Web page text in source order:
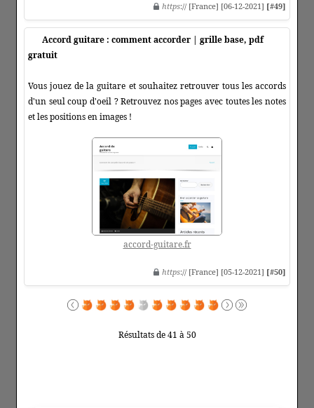
https:// [France] [06-12-2021] [#49]
Accord guitare : comment accorder | grille base, pdf
gratuit
Vous jouez de la guitare et souhaitez retrouver tous les accords
d'un seul coup d'oeil ? Retrouvez nos pages avec toutes les notes
et les positions en images !
accord-guitare.fr
https:// [France] [05-12-2021] [#50]
Résultats de 41 à 50